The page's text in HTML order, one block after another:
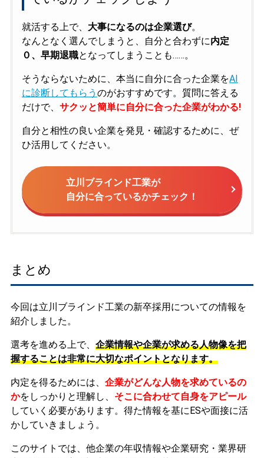
就活する上で、 大事になるのは企業選び。
なんとなく選んでしまうと、自分と合わずに内定
０、早期退職となってしまうことも……。
そうならないために、本当に自分に合った企業をAI
に診断してもらう のがおすすめです。質問に答える
だけで、 サクッと簡単に自分に合った企業がわかる!
自分と相性の良い企業を発見・確認するために、ぜ
ひ活用してください。
立川ブラインド工業が
自分に合っているかチェック！
まとめ
今回は立川ブラインド工業の新卒採用についての情報を
紹介しました。
選考を進める上で、 企業情報や企業が求める人物像を把
握することは非常に大切なポイントとなります。
内定を得るためには、 企業がどんな人物を求めているの
かをしっかりと理解し、 そこに合わせて自身をアピール
していく必要があります。 得た情報を基にESや面接に活
かしていきましょう。
このサイトでは、他企業の年収情報や企業研究・業界研